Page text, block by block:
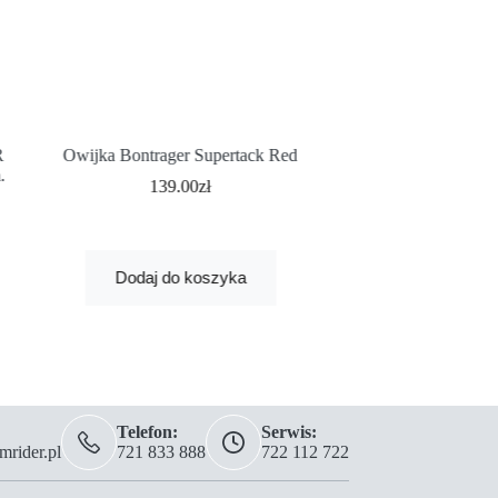
Owijka Bontrager Supertack Red
139.00zł
Dodaj do koszyka
Telefon:
721 833 888
Serwis:
722 112 722